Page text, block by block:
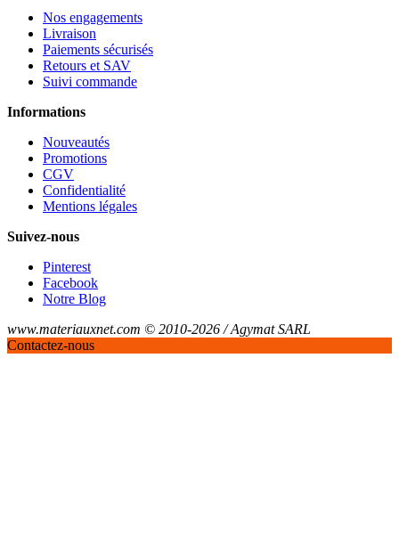
Nos engagements
Livraison
Paiements sécurisés
Retours et SAV
Suivi commande
Informations
Nouveautés
Promotions
CGV
Confidentialité
Mentions légales
Suivez-nous
Pinterest
Facebook
Notre Blog
www.materiauxnet.com © 2010-2026 / Agymat SARL
Contactez-nous